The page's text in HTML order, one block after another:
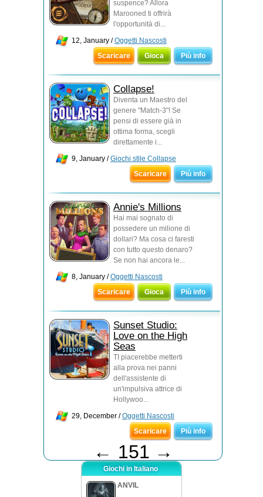
suspence? Allora
Marooned ti offrirà
l'opportunità di...
12, January /Oggetti Nascosti
Scaricare
Gioca Più info
Collapse!
Diventa un Maestro del
genere "Match-3"! Se
pensi di essere già in
ottima forma, scegli
direttamente i...
9, January /Giochi stile Collapse
Scaricare
Più info
Annie's Millions
Hai mai sognato di
possedere un milione di
dollari? Ma cosa ci faresti
con tutto questo denaro?
Se non hai ancora le...
8, January /Oggetti Nascosti
Scaricare
Gioca Più info
Sunset Studio:
Love on the High
Seas
TI piacerebbe metterti
alla prova nei panni
dell'assistente di
un'impulsiva attrice di
Hollywoo...
29, December /Oggetti Nascosti
Scaricare
Più info
← 151 →
Giochi in Italiano
ANVIL